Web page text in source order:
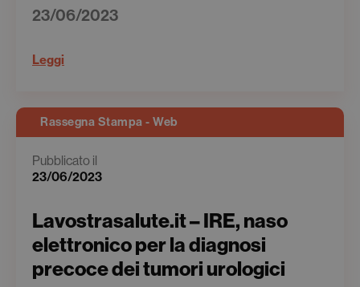
23/06/2023
Leggi
Rassegna Stampa - Web
Pubblicato il
23/06/2023
Lavostrasalute.it – IRE, naso
elettronico per la diagnosi
precoce dei tumori urologici